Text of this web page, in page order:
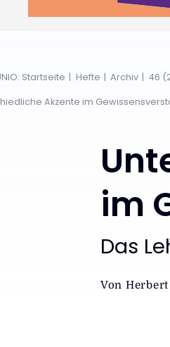
Startseite Hefte Archiv 46
Akzente im
im
:
Das
Von